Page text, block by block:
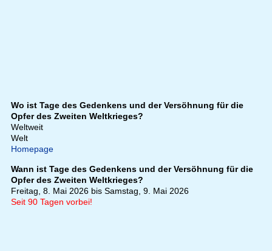
Wo ist Tage des Gedenkens und der Versöhnung für die
Opfer des Zweiten Weltkrieges?
Weltweit
Welt
Homepage
Wann ist Tage des Gedenkens und der Versöhnung für die
Opfer des Zweiten Weltkrieges?
Freitag, 8. Mai 2026 bis Samstag, 9. Mai 2026
Seit 90 Tagen vorbei!